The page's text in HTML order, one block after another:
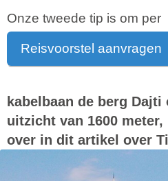
Onze tweede tip is om per
Reisvoorstel aanvragen
kabelbaan de berg Dajti
uitzicht van 1600 meter,
over in dit artikel over